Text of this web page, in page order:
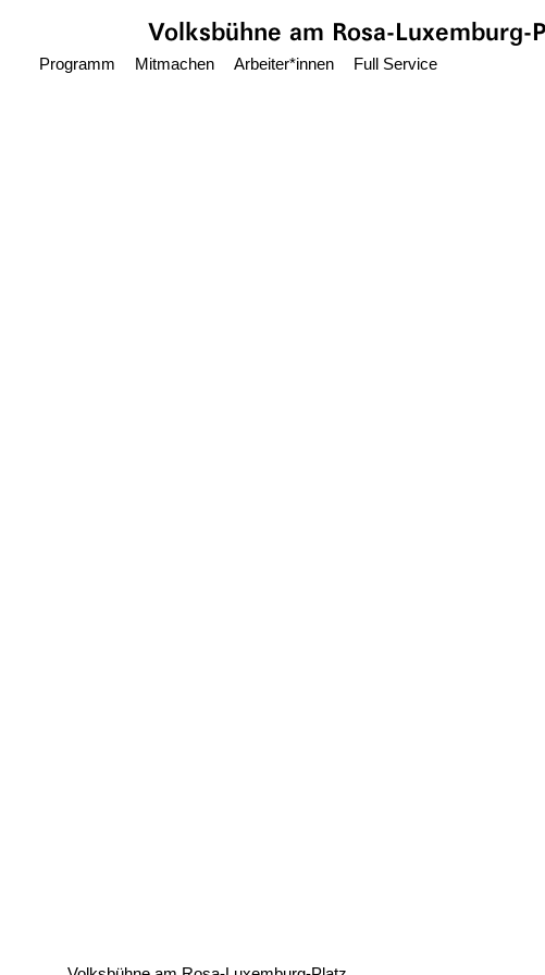
Volksbühne am Rosa-Luxemburg-
Programm Mitmachen Arbeiter*innen Full Service